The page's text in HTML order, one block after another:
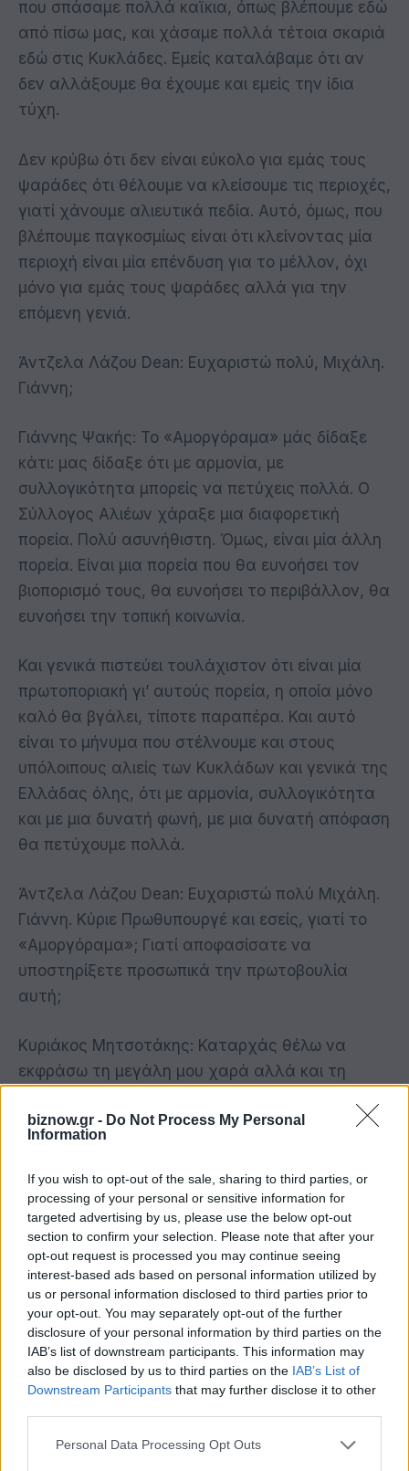
biznow.gr - Do Not Process My Personal
Information
If you wish to opt-out of the sale, sharing to third parties, or
processing of your personal or sensitive information for
targeted advertising by us, please use the below opt-out
section to confirm your selection. Please note that after your
opt-out request is processed you may continue seeing
interest-based ads based on personal information utilized by
us or personal information disclosed to third parties prior to
your opt-out. You may separately opt-out of the further
disclosure of your personal information by third parties on the
IAB’s list of downstream participants. This information may
also be disclosed by us to third parties on the IAB’s List of
Downstream Participants that may further disclose it to other
Personal Data Processing Opt Outs
που σπάσαμε πολλά καΐκια, όπως βλέπουμε εδώ
από πίσω μας, και χάσαμε πολλά τέτοια σκαριά
εδώ στις Κυκλάδες. Εμείς καταλάβαμε ότι αν
δεν αλλάξουμε θα έχουμε και εμείς την ίδια
τύχη.
Δεν κρύβω ότι δεν είναι εύκολο για εμάς τους
ψαράδες ότι θέλουμε να κλείσουμε τις περιοχές,
γιατί χάνουμε αλιευτικά πεδία. Αυτό, όμως, που
βλέπουμε παγκοσμίως είναι ότι κλείνοντας μία
περιοχή είναι μία επένδυση για το μέλλον, όχι
μόνο για εμάς τους ψαράδες αλλά για την
επόμενη γενιά.
Άντζελα Λάζου Dean: Ευχαριστώ πολύ, Μιχάλη.
Γιάννη;
Γιάννης Ψακής: Το «Αμοργόραμα» μάς δίδαξε
κάτι: μας δίδαξε ότι με αρμονία, με
συλλογικότητα μπορείς να πετύχεις πολλά. Ο
Σύλλογος Αλιέων χάραξε μια διαφορετική
πορεία. Πολύ ασυνήθιστη. Όμως, είναι μία άλλη
πορεία. Είναι μια πορεία που θα ευνοήσει τον
βιοπορισμό τους, θα ευνοήσει το περιβάλλον, θα
ευνοήσει την τοπική κοινωνία.
Και γενικά πιστεύει τουλάχιστον ότι είναι μία
πρωτοποριακή γι’ αυτούς πορεία, η οποία μόνο
καλό θα βγάλει, τίποτε παραπέρα. Και αυτό
είναι το μήνυμα που στέλνουμε και στους
υπόλοιπους αλιείς των Κυκλάδων και γενικά της
Ελλάδας όλης, ότι με αρμονία, συλλογικότητα
και με μια δυνατή φωνή, με μια δυνατή απόφαση
θα πετύχουμε πολλά.
Άντζελα Λάζου Dean: Ευχαριστώ πολύ Μιχάλη.
Γιάννη. Κύριε Πρωθυπουργέ και εσείς, γιατί το
«Αμοργόραμα»; Γιατί αποφασίσατε να
υποστηρίξετε προσωπικά την πρωτοβουλία
αυτή;
Κυριάκος Μητσοτάκης: Καταρχάς θέλω να
εκφράσω τη μεγάλη μου χαρά αλλά και τη
αυτή την πραγματικά πρωτοποριακή εκδήλωση.
Αλιείας και Ωκεανών που μας κάνει την τιμή να
συμμετέχει και να εκδηλώνει ένα έντονο
ενδιαφέρον γι’ αυτή την πρωτοβουλία.
Ασχολούμαι με τα θέματα της προστασίας του
περιβάλλοντος για παραπάνω από 20 χρόνια
και εδώ και πολύ καιρό παρακολουθώ τη σχετική
βιβλιογραφία και την επιστημονική έρευνα γύρω
από τα ζητήματα της προστασίας του
θαλάσσιου περιβάλλοντος και νομίζω ότι η
εμπειρία των ψαράδων σε όλη την Μεσόγειο, θα